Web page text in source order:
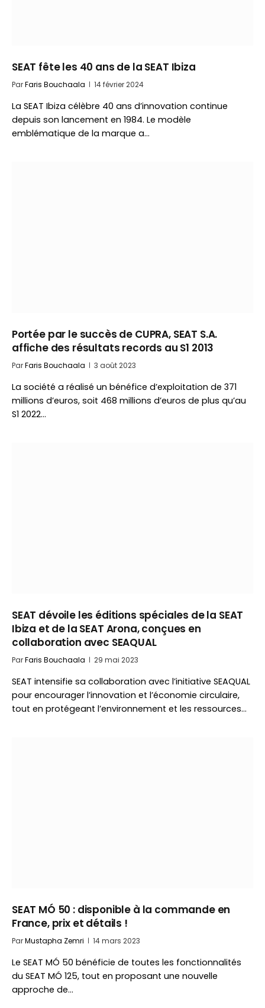
SEAT fête les 40 ans de la SEAT Ibiza
ParFaris Bouchaala 14 février 2024
La SEAT Ibiza célèbre 40 ans d’innovation continue
depuis son lancement en 1984. Le modèle
emblématique de la marque a…
Portée par le succès de CUPRA, SEAT S.A.
affiche des résultats records au S1 2013
ParFaris Bouchaala 3 août 2023
La société a réalisé un bénéfice d’exploitation de 371
millions d’euros, soit 468 millions d’euros de plus qu’au
S1 2022…
SEAT dévoile les éditions spéciales de la SEAT
Ibiza et de la SEAT Arona, conçues en
collaboration avec SEAQUAL
ParFaris Bouchaala 29 mai 2023
SEAT intensifie sa collaboration avec l’initiative SEAQUAL
pour encourager l’innovation et l’économie circulaire,
tout en protégeant l’environnement et les ressources…
SEAT MÓ 50 : disponible à la commande en
France, prix et détails !
ParMustapha Zemri 14 mars 2023
Le SEAT MÓ 50 bénéficie de toutes les fonctionnalités
du SEAT MÓ 125, tout en proposant une nouvelle
approche de…